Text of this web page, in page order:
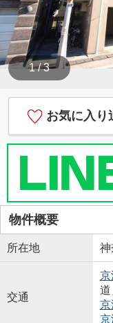
1 / 3
お気に入り
物件概要
所在地 神
交通
京
道
京
京